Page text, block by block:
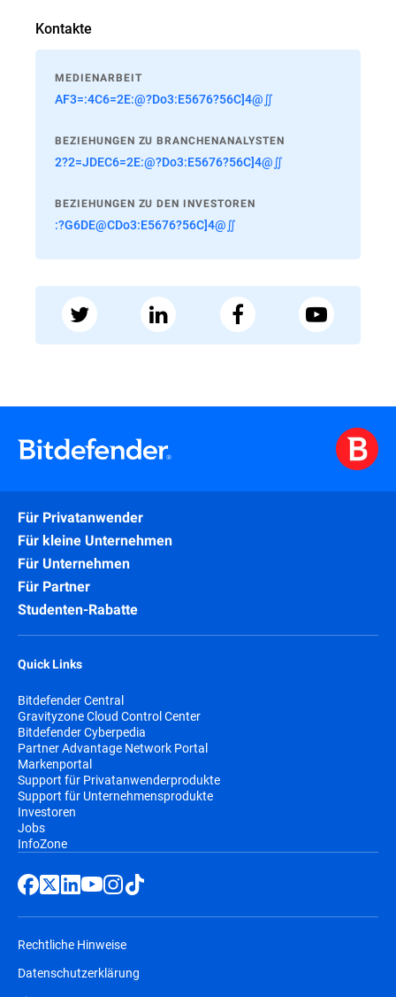
Kontakte
MEDIENARBEIT
AF3=:4C6=2E:@?Do3:E5676?56C]4@∬
BEZIEHUNGEN ZU BRANCHENANALYSTEN
2?2=JDEC6=2E:@?Do3:E5676?56C]4@∬
BEZIEHUNGEN ZU DEN INVESTOREN
:?G6DE@CDo3:E5676?56C]4@∬
Für Privatanwender
Für kleine Unternehmen
Für Unternehmen
Für Partner
Studenten-Rabatte
Quick Links
Bitdefender Central
Gravityzone Cloud Control Center
Bitdefender Cyberpedia
Partner Advantage Network Portal
Markenportal
Support für Privatanwenderprodukte
Support für Unternehmensprodukte
Investoren
Jobs
InfoZone
Rechtliche Hinweise
Datenschutzerklärung